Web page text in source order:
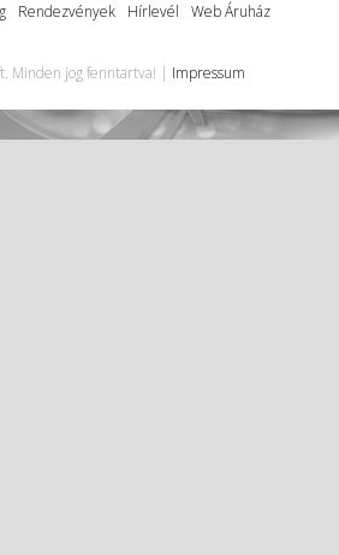
Rendezvények Hírlevél Web Áruház
Minden jog fenntartva! | Impressum